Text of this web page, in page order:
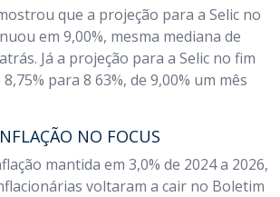
que a projeção para a Selic no
em 9,00%, mesma mediana de
Já a projeção para a Selic no fim
para 8 63%, de 9,00% um mês
NO FOCUS
mantida em 3,0% de 2024 a 2026,
voltaram a cair no Boletim